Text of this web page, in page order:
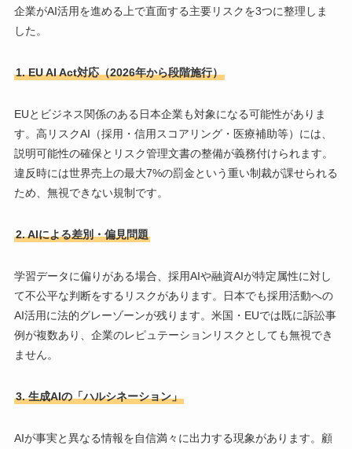
企業がAI活用を進める上で直面する主要リスクを3つに整理しま
した。
1. EU AI Act対応（2026年から段階施行）
EUとビジネス関係のある日本企業も対象になる可能性がありま
す。高リスクAI（採用・信用スコアリング・医療補助等）には、
説明可能性の確保とリスク管理文書の整備が義務付けられます。
違反時には世界売上の最大7%の罰金という重い制裁が課せられる
ため、無視できない規制です。
2. AIによる差別・偏見問題
学習データに偏りがある場合、採用AIや融資AIが特定属性に対し
て不公平な判断をするリスクがあります。日本でも採用活動への
AI活用に法的グレーゾーンが残ります。米国・EUでは既に訴訟事
例が複数あり、企業のレピュテーションリスクとしても無視でき
ません。
3. 生成AIの「ハルシネーション」
AIが事実と異なる情報を自信満々に出力する現象があります。顧